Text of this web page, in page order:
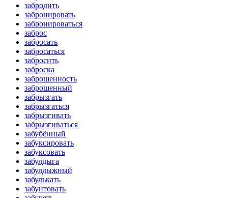
забродить
забронировать
забронироваться
заброс
забросать
забросаться
забросить
заброска
заброшенность
заброшенный
забрызгать
забрызгаться
забрызгивать
забрызгиваться
забубённый
забуксировать
забуксовать
забулдыга
забулдыжный
забулькать
забунтовать